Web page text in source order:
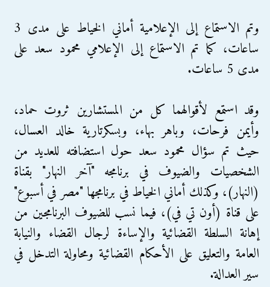
وتم الاستماع إلى الإعلامية أماني الخياط على مدى 3
ساعات، كما تم الاستماع إلى الإعلامي محمود سعد على
مدى 5 ساعات.
وقد استمع لأقوالهما كل من المستشارين ثروت حماد،
وأيمن فرحات، وباهر بهاء، وبسكرتارية خالد العسال،
حيث تم سؤال محمود سعد حول استضافته للعديد من
الشخصيات والضيوف في برنامجه "آخر النهار" بقناة
(النهار)، وكذلك أماني الخياط في برنامجها "مصر في أسبوع"
على قناة (أون تي في)، فيما نسب للضيوف البرنامجين من
إهانة السلطة القضائية والإساءة لرجال القضاء والنيابة
العامة والتعليق على الأحكام القضائية ومحاولة التدخل في
سير العدالة.